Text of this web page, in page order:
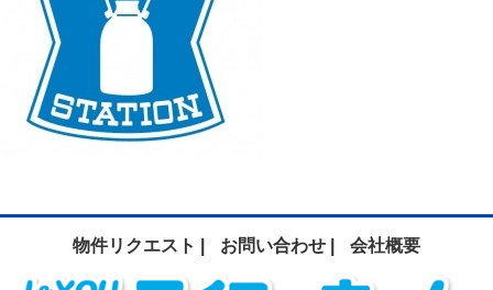
物件リクエスト | お問い合わせ | 会社概要